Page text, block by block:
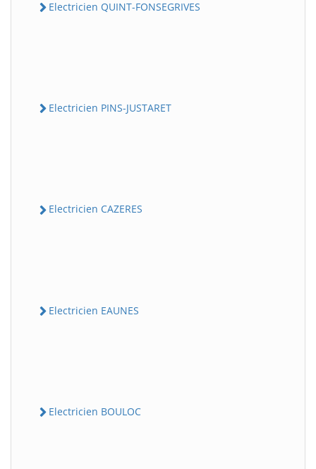
Electricien QUINT-FONSEGRIVES
Electricien PINS-JUSTARET
Electricien CAZERES
Electricien EAUNES
Electricien BOULOC